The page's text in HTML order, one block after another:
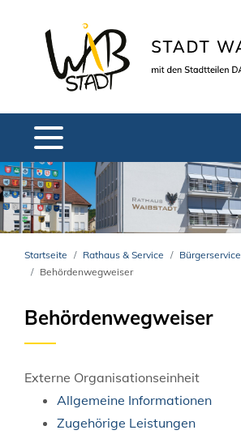
Startseite Rathaus & Service
Bürgerservice
Behördenwegweiser
Behördenwegweiser
Externe Organisationseinheit
Allgemeine Informationen
Zugehörige Leistungen